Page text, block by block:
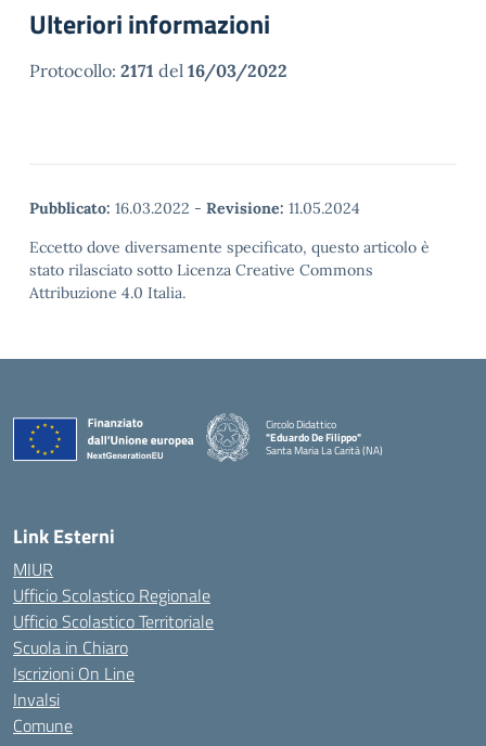
Ulteriori informazioni
Protocollo: 2171 del 16/03/2022
Pubblicato: 16.03.2022 - Revisione: 11.05.2024
Eccetto dove diversamente specificato, questo articolo è
stato rilasciato sotto Licenza Creative Commons
Attribuzione 4.0 Italia.
Circolo Didattico
"Eduardo De Filippo"
Santa Maria La Carità (NA)
Link Esterni
MIUR
Ufficio Scolastico Regionale
Ufficio Scolastico Territoriale
Scuola in Chiaro
Iscrizioni On Line
Invalsi
Comune